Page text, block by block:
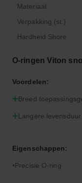
Materiaal
Verpakking (st.)
Hardheid Shore
O-ringen Viton
Voordelen:
Breed
Langere levensduur
Eigenschappen:
Precisie O-ring